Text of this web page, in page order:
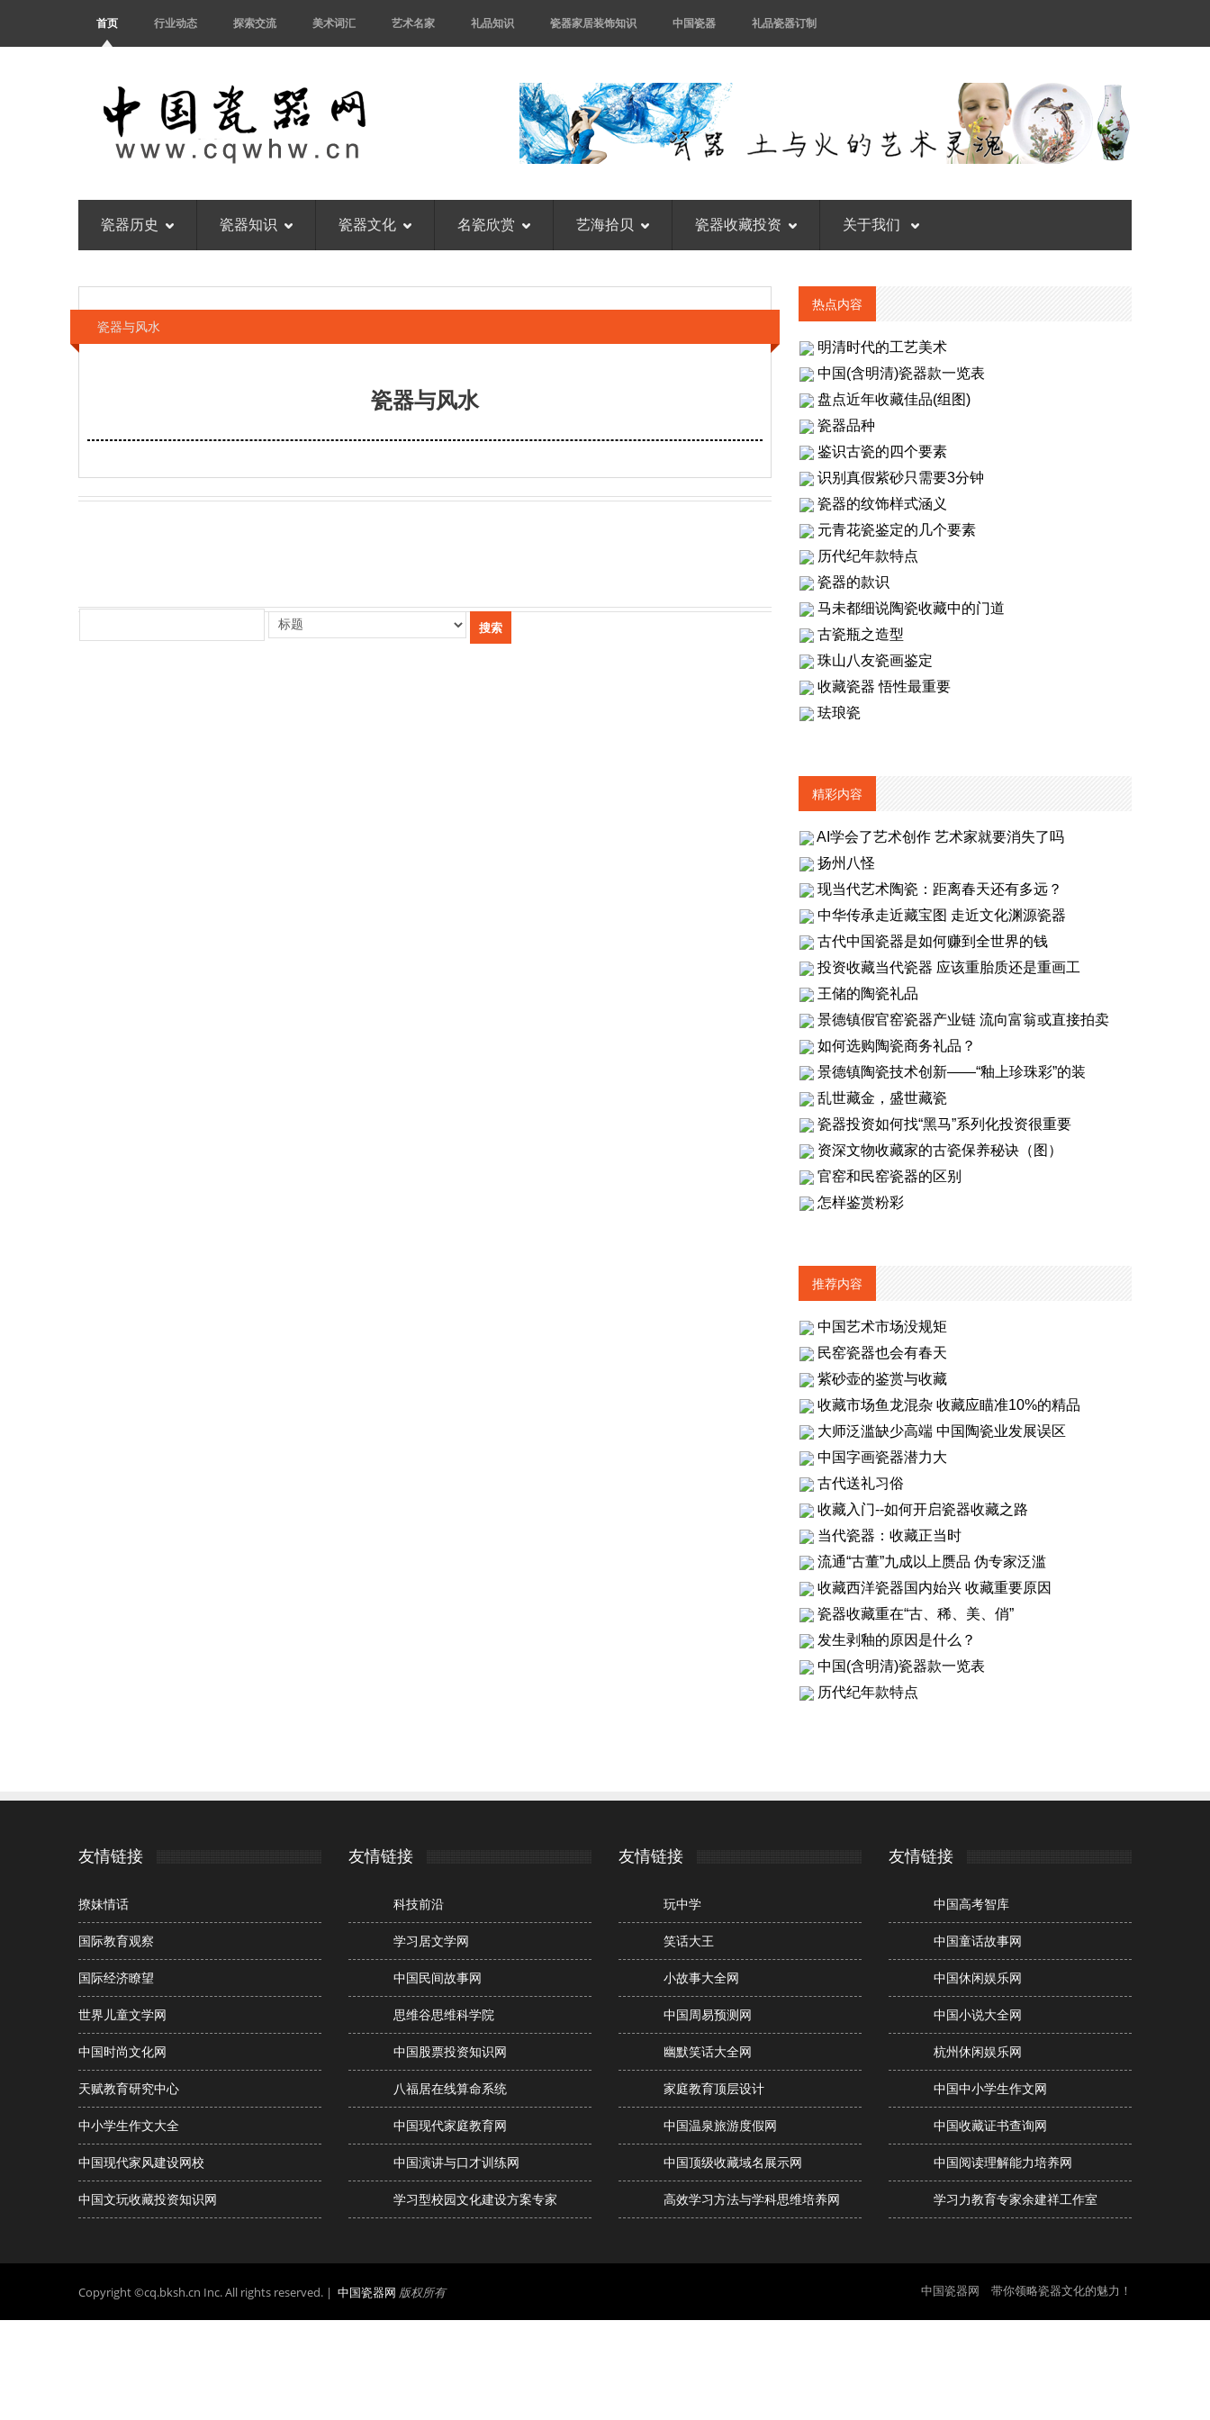
首页 行业动态 探索交流 美术词汇 艺术名家 礼品知识 瓷器家居装饰知识 中国瓷器 礼品瓷器订制
瓷器历史 瓷器知识 瓷器文化 名瓷欣赏 艺海拾贝 瓷器收藏投资 关于我们
瓷器与风水
瓷器与风水
热点内容
明清时代的工艺美术
中国(含明清)瓷器款一览表
盘点近年收藏佳品(组图)
瓷器品种
鉴识古瓷的四个要素
识别真假紫砂只需要3分钟
瓷器的纹饰样式涵义
元青花瓷鉴定的几个要素
历代纪年款特点
瓷器的款识
马未都细说陶瓷收藏中的门道
古瓷瓶之造型
珠山八友瓷画鉴定
收藏瓷器 悟性最重要
珐琅瓷
精彩内容
AI学会了艺术创作 艺术家就要消失了吗
扬州八怪
现当代艺术陶瓷：距离春天还有多远？
中华传承走近藏宝图 走近文化渊源瓷器
古代中国瓷器是如何赚到全世界的钱
投资收藏当代瓷器 应该重胎质还是重画工
王储的陶瓷礼品
景德镇假官窑瓷器产业链 流向富翁或直接拍卖
如何选购陶瓷商务礼品？
景德镇陶瓷技术创新——“釉上珍珠彩”的装
乱世藏金，盛世藏瓷
瓷器投资如何找“黑马”系列化投资很重要
资深文物收藏家的古瓷保养秘诀（图）
官窑和民窑瓷器的区别
怎样鉴赏粉彩
推荐内容
中国艺术市场没规矩
民窑瓷器也会有春天
紫砂壶的鉴赏与收藏
收藏市场鱼龙混杂 收藏应瞄准10%的精品
大师泛滥缺少高端 中国陶瓷业发展误区
中国字画瓷器潜力大
古代送礼习俗
收藏入门--如何开启瓷器收藏之路
当代瓷器：收藏正当时
流通“古董”九成以上赝品 伪专家泛滥
收藏西洋瓷器国内始兴 收藏重要原因
瓷器收藏重在“古、稀、美、俏”
发生剥釉的原因是什么？
中国(含明清)瓷器款一览表
历代纪年款特点
友情链接
撩妹情话
国际教育观察
国际经济瞭望
世界儿童文学网
中国时尚文化网
天赋教育研究中心
中小学生作文大全
中国现代家风建设网校
中国文玩收藏投资知识网
友情链接
科技前沿
学习居文学网
中国民间故事网
思维谷思维科学院
中国股票投资知识网
八福居在线算命系统
中国现代家庭教育网
中国演讲与口才训练网
学习型校园文化建设方案专家
友情链接
玩中学
笑话大王
小故事大全网
中国周易预测网
幽默笑话大全网
家庭教育顶层设计
中国温泉旅游度假网
中国顶级收藏域名展示网
高效学习方法与学科思维培养网
友情链接
中国高考智库
中国童话故事网
中国休闲娱乐网
中国小说大全网
杭州休闲娱乐网
中国中小学生作文网
中国收藏证书查询网
中国阅读理解能力培养网
学习力教育专家余建祥工作室
Copyright ©cq.bksh.cn Inc. All rights reserved. | 中国瓷器网 版权所有 中国瓷器网 带你领略瓷器文化的魅力！